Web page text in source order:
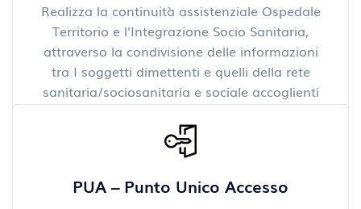
Realizza la continuità assistenziale Ospedale
Territorio e l'Integrazione Socio Sanitaria,
attraverso la condivisione delle informazioni
tra I soggetti dimettenti e quelli della rete
sanitaria/sociosanitaria e sociale accoglienti
PUA – Punto Unico Accesso